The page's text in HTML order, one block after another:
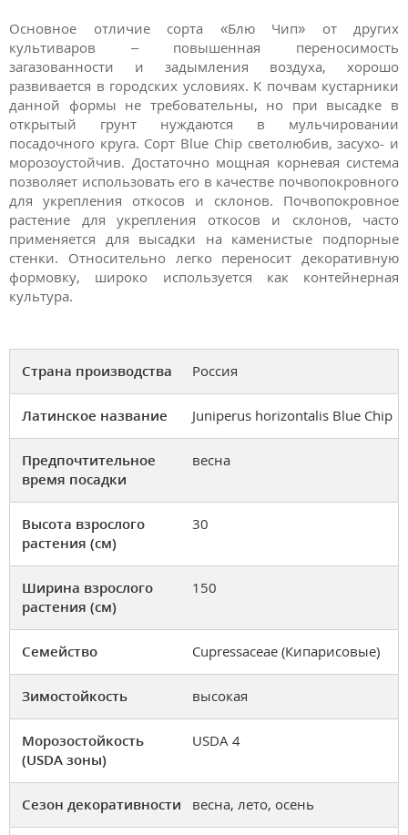
Основное отличие сорта «Блю Чип» от других
культиваров – повышенная переносимость
загазованности и задымления воздуха, хорошо
развивается в городских условиях. К почвам кустарники
данной формы не требовательны, но при высадке в
открытый грунт нуждаются в мульчировании
посадочного круга. Сорт Blue Chip светолюбив, засухо- и
морозоустойчив. Достаточно мощная корневая система
позволяет использовать его в качестве почвопокровного
для укрепления откосов и склонов. Почвопокровное
растение для укрепления откосов и склонов, часто
применяется для высадки на каменистые подпорные
стенки. Относительно легко переносит декоративную
формовку, широко используется как контейнерная
культура.
Страна производства Россия
Латинское название Juniperus horizontalis Blue Chip
Предпочтительное
время посадки
весна
Высота взрослого
растения (см)
30
Ширина взрослого
растения (см)
150
Семейство Cupressaceae (Кипарисовые)
Зимостойкость высокая
Морозостойкость
(USDA зоны)
USDA 4
Сезон декоративности весна, лето, осень